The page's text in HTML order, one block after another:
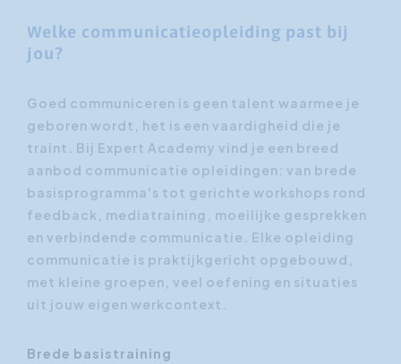
Welke communicatieopleiding past bij
jou?
Goed communiceren is geen talent waarmee je
geboren wordt, het is een vaardigheid die je
traint. Bij Expert Academy vind je een breed
aanbod communicatie opleidingen: van brede
basisprogramma's tot gerichte workshops rond
feedback, mediatraining, moeilijke gesprekken
en verbindende communicatie. Elke opleiding
communicatie is praktijkgericht opgebouwd,
met kleine groepen, veel oefening en situaties
uit jouw eigen werkcontext.
Brede basistraining